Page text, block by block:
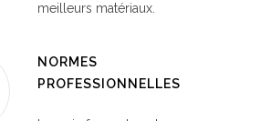
meilleurs matériaux.
NORMES
PROFESSIONNELLES